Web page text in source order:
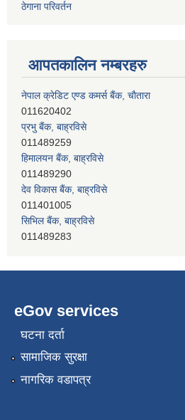
ठेगाना परिवर्तन
आपतकालिन नम्बरहरु
प्रभु बैंक, बाह्रविसे
011489259
हिमालयन बैंक, बाह्रविसे
011489290
देव विकास बैंक, बाह्रविसे
011401005
सिभिल बैंक, बाह्रविसे
011489283
नेपाल क्रेडिट एण्ड कमर्स बैंक, चाैतारा
011620402
eGov services
घटना दर्ता
सामाजिक सुरक्षा
नागरिक वडापत्र